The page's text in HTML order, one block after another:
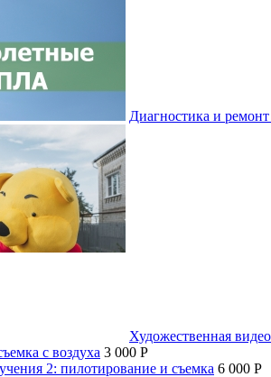
Диагностика и
Художественная
с воздуха 3 000 P
2: пилотирование и съемка 6 000 P